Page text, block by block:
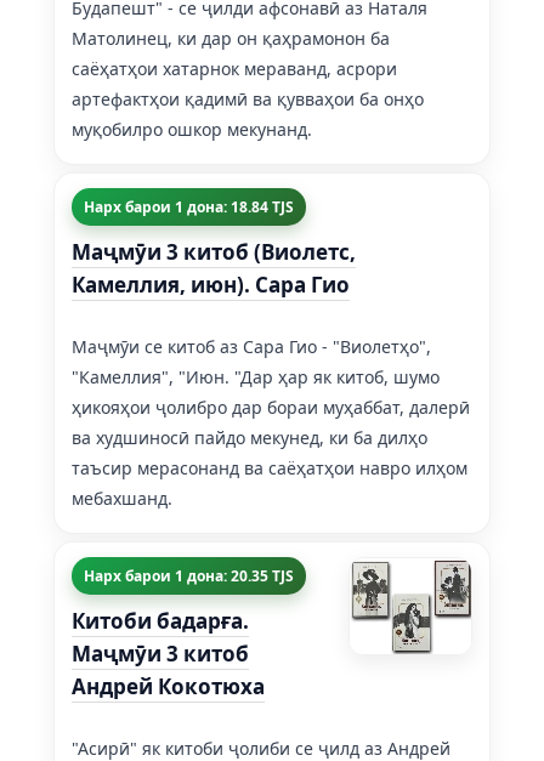
Будапешт" - се ҷилди афсонавӣ аз Наталя
Матолинец, ки дар он қаҳрамонон ба
саёҳатҳои хатарнок мераванд, асрори
артефактҳои қадимӣ ва қувваҳои ба онҳо
муқобилро ошкор мекунанд.
Нарх барои 1 дона: 18.84 TJS
Маҷмӯи 3 китоб (Виолетс,
Камеллия, июн). Сара Гио
Маҷмӯи се китоб аз Сара Гио - "Виолетҳо",
"Камеллия", "Июн. "Дар ҳар як китоб, шумо
ҳикояҳои ҷолибро дар бораи муҳаббат, далерӣ
ва худшиносӣ пайдо мекунед, ки ба дилҳо
таъсир мерасонанд ва саёҳатҳои навро илҳом
мебахшанд.
Нарх барои 1 дона: 20.35 TJS
Китоби бадарға.
Маҷмӯи 3 китоб
Андрей Кокотюха
"Асирӣ" як китоби ҷолиби се ҷилд аз Андрей